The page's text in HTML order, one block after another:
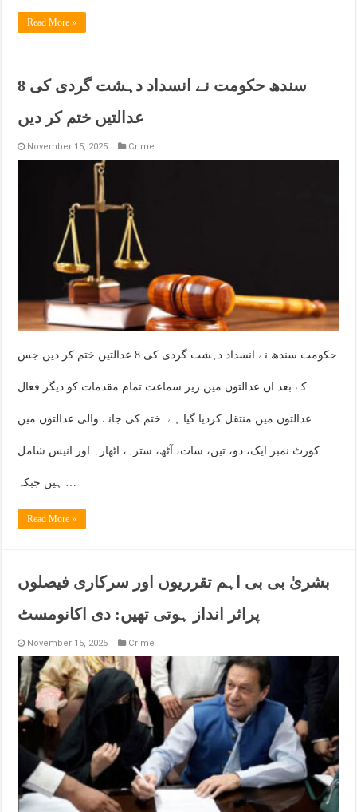
Read More »
سندھ حکومت نے انسداد دہشت گردی کی 8
عدالتیں ختم کر دیں
November 15, 2025 Crime
حکومت سندھ نے انسداد دہشت گردی کی 8 عدالتیں ختم کر دیں جس
کے بعد ان عدالتوں میں زیر سماعت تمام مقدمات کو دیگر فعال
عدالتوں میں منتقل کردیا گیا ہے۔ختم کی جانے والی عدالتوں میں
کورٹ نمبر ایک، دو، تین، سات، آٹھ، سترہ، اٹھارہ اور انیس شامل
Read More »
بشریٰ بی بی اہم تقرریوں اور سرکاری فیصلوں
پراثر انداز ہوتی تھیں: دی اکانومسٹ
November 15, 2025 Crime